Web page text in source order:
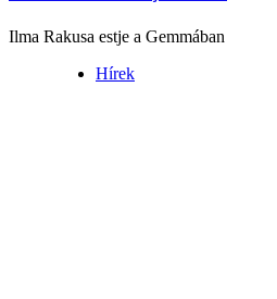
Ilma Rakusa estje a Gemmában
Hírek